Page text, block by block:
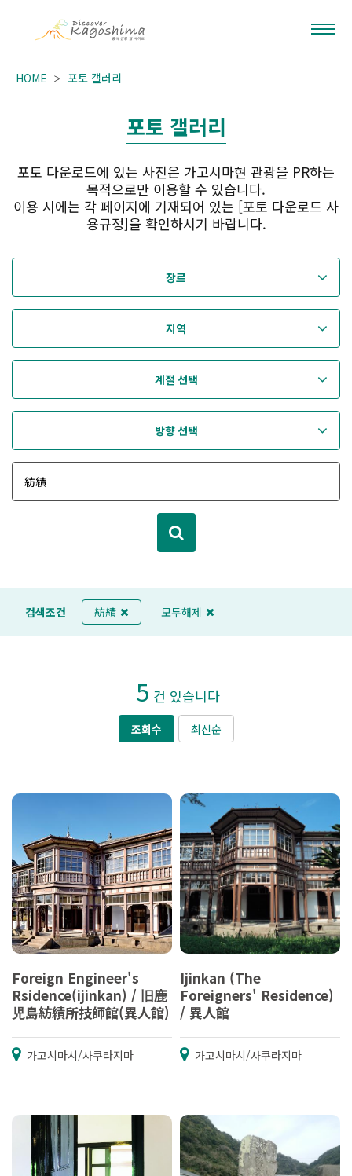
HOME 포토 갤러리
포토 갤러리
포토 다운로드에 있는 사진은 가고시마현 관광을 PR하는
목적으로만 이용할 수 있습니다.
이용 시에는 각 페이지에 기재되어 있는 [포토 다운로드 사
용규정]을 확인하시기 바랍니다.
장르
지역
계절 선택
방향 선택
검색조건 紡績 모두해제
5 건 있습니다
조회수 최신순
Foreign Engineer's
Rsidence(ijinkan) / 旧鹿
児島紡績所技師館(異人館)
가고시마시/사쿠라지마
Ijinkan (The
Foreigners' Residence)
/ 異人館
가고시마시/사쿠라지마